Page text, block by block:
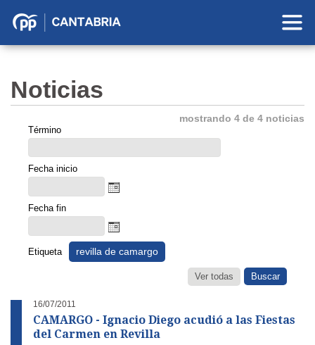
Partido
Cantabria
Noticias
mostrando 4 de 4 noticias
Término
Fecha inicio
Fecha fin
Etiqueta revilla de camargo
Ver todas
16/07/2011
CAMARGO - Ignacio Diego acudió a las Fiestas
del Carmen en Revilla